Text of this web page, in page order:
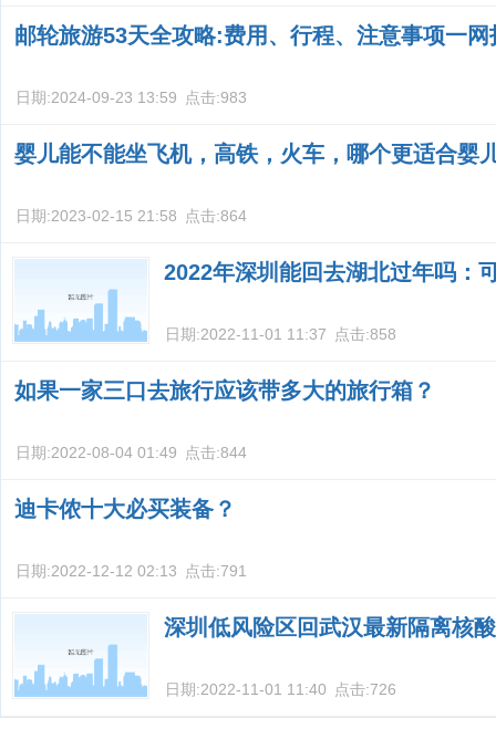
邮轮旅游53天全攻略:费用、行程、注意事项一网
日期:2024-09-23 13:59 点击:983
婴儿能不能坐飞机，高铁，火车，哪个更适合婴
日期:2023-02-15 21:58 点击:864
2022年深圳能回去湖北过年吗：
日期:2022-11-01 11:37 点击:858
如果一家三口去旅行应该带多大的旅行箱？
日期:2022-08-04 01:49 点击:844
迪卡侬十大必买装备？
日期:2022-12-12 02:13 点击:791
深圳低风险区回武汉最新隔离核
日期:2022-11-01 11:40 点击:726